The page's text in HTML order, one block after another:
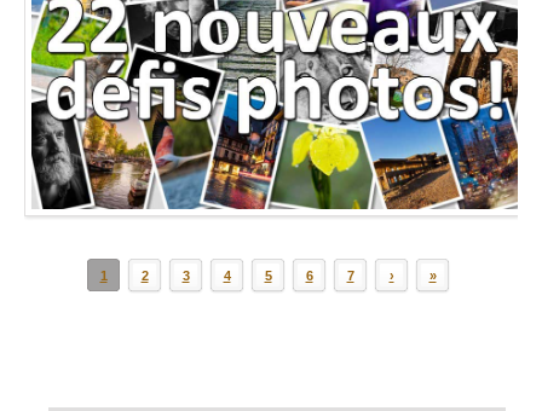
1 2 3 4 5 6 7 › »